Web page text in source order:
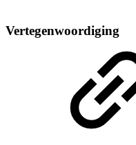
Vertegenwoordiging